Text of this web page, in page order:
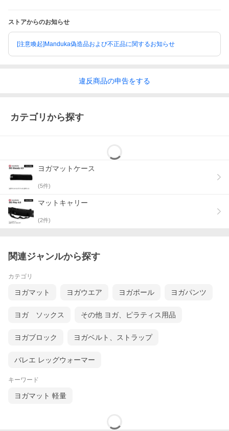
⇒ PCサイトでもっと詳しく見る
調整可能なショルダーストラップ
ストアからのお知らせ
[注意喚起]Manduka偽造品および不正品に関するお知らせ
違反商品の申告をする
カテゴリから探す
ヨガマットケース
(5件)
マットキャリー
(2件)
関連ジャンルから探す
カテゴリ
ヨガマット ヨガウエア ヨガポール ヨガパンツ
ヨガ ソックス その他 ヨガ、ピラティス用品
ヨガブロック ヨガベルト、ストラップ
バレエ レッグウォーマー
キーワード
ヨガマット 軽量